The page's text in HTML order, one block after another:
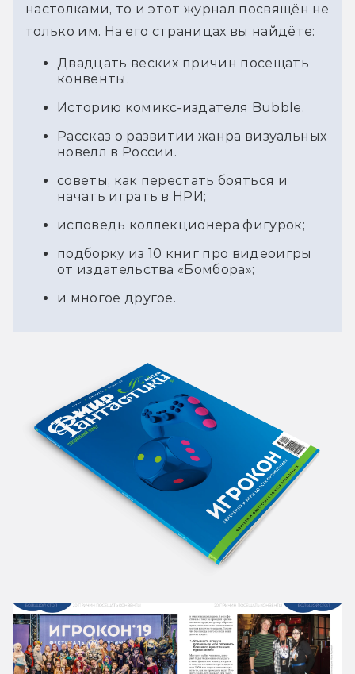
настолками, то и этот журнал посвящён не
только им. На его страницах вы найдёте:
Двадцать веских причин посещать
конвенты.
Историю комикс-издателя Bubble.
Рассказ о развитии жанра визуальных
новелл в России.
советы, как перестать бояться и
начать играть в НРИ;
исповедь коллекционера фигурок;
подборку из 10 книг про видеоигры
от издательства «Бомбора»;
и многое другое.